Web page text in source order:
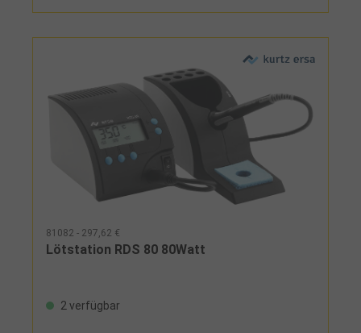
81082 - 297,62 €
Lötstation RDS 80 80Watt
2 verfügbar